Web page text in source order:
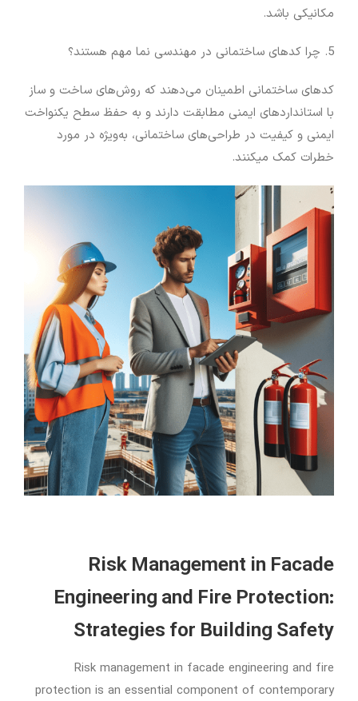
مکانیکی باشد.
5. چرا کدهای ساختمانی در مهندسی نما مهم هستند؟
کدهای ساختمانی اطمینان می‌دهند که روش‌های ساخت و ساز
با استانداردهای ایمنی مطابقت دارند و به حفظ سطح یکنواخت
ایمنی و کیفیت در طراحی‌های ساختمانی، به‌ویژه در مورد
خطرات کمک میکنند.
Risk Management in Facade
Engineering and Fire Protection:
Strategies for Building Safety
Risk management in facade engineering and fire
protection is an essential component of contemporary